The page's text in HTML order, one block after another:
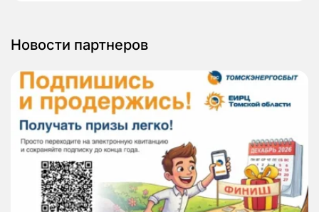
Новости партнеров